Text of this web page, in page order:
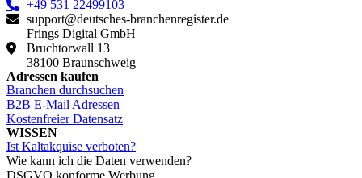
+49 531 22499103
support@deutsches-branchenregister.de
Frings Digital GmbH
Bruchtorwall 13
38100 Braunschweig
Adressen kaufen
Branchen durchsuchen
B2B E-Mail Adressen
Kostenfreier Datensatz
WISSEN
Ist Kaltakquise verboten?
Wie kann ich die Daten verwenden?
DSGVO konforme Werbung